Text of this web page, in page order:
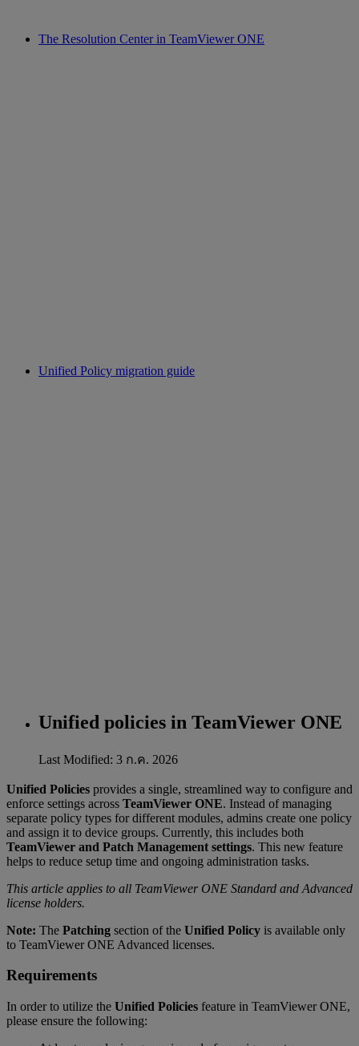
The Resolution Center in TeamViewer ONE
Unified Policy migration guide
Unified policies in TeamViewer ONE
Last Modified: 3 ก.ค. 2026
Unified Policies provides a single, streamlined way to configure and
enforce settings across TeamViewer ONE. Instead of managing
separate policy types for different modules, admins create one policy
and assign it to device groups. Currently, this includes both
TeamViewer and Patch Management settings. This new feature
helps to reduce setup time and ongoing administration tasks.
This article applies to all TeamViewer ONE Standard and Advanced
license holders.
Note: The Patching section of the Unified Policy is available only
to TeamViewer ONE Advanced licenses.
Requirements
In order to utilize the Unified Policies feature in TeamViewer ONE,
please ensure the following: